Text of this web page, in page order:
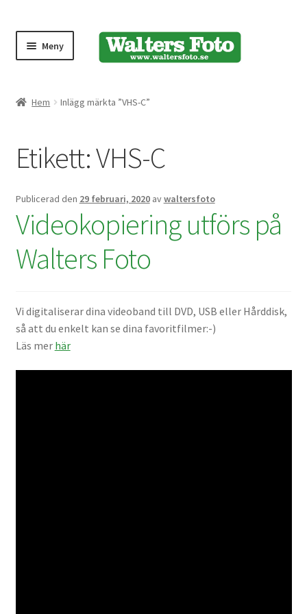
Meny
Bärremmar
Fjärrkontroller
Väskor
Objektiv Canon
Hem Inlägg märkta ”VHS-C”
Etikett:VHS-C
Publicerad den 29 februari, 2020 avwaltersfoto
Videokopiering utförs på
Walters Foto
Vi digitaliserar dina videoband till DVD, USB eller Hårddisk,
så att du enkelt kan se dina favoritfilmer:-)
Läs mer här